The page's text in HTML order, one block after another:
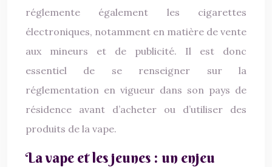
réglemente également les cigarettes
électroniques, notamment en matière de vente
aux mineurs et de publicité. Il est donc
essentiel de se renseigner sur la
réglementation en vigueur dans son pays de
résidence avant d’acheter ou d’utiliser des
produits de la vape.
La vape et les jeunes : un enjeu